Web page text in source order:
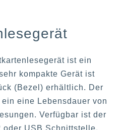
ist ein
kompakte Gerät ist
(Bezel) erhältlich. Der
eine Lebensdauer von
Verfügbar ist der
oder USB Schnittstelle.